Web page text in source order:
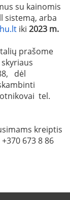
su kainomis
sistemą, arba
iki 2023 m.
prašome
dėl
tel.
kreiptis
673 8 86